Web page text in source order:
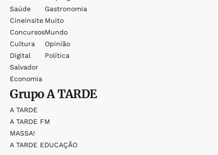
Saúde
Cineinsite
Concursos
Cultura
Digital
Salvador
Economia
Gastronomia
Muito
Mundo
Opinião
Política
GrupoA TARDE
A TARDE
A TARDE FM
MASSA!
A TARDE EDUCAÇÃO